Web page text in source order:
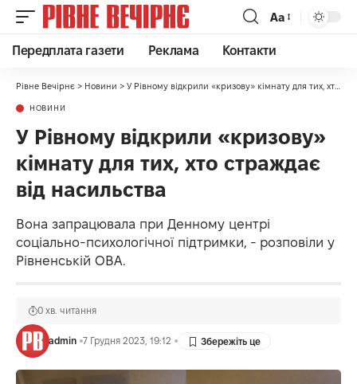
Аа
Передплата газети Реклама Контакти
Рівне Вечірнє > Новини > У Рівному відкрили «кризову» кімнату для тих, хто страждає від насильства
НОВИНИ
У Рівному відкрили «кризову»
кімнату для тих, хто страждає
від насильства
Вона запрацювала при Денному центрі
соціально-психологічної підтримки, - розповіли у
Рівненській ОВА.
admin 7 Грудня 2023, 19:12
0 хв. читання